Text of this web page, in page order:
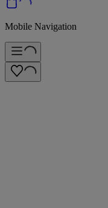
Mobile Navigation